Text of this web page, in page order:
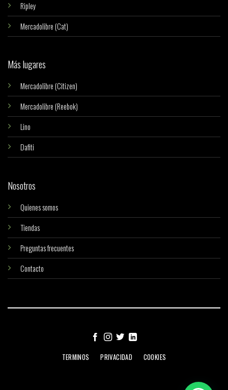
Ripley
Mercadolibre (Cat)
Más lugares
Mercadolibre (Citizen)
Mercadolibre (Reebok)
Lino
Dafiti
Nosotros
Quienes somos
Tiendas
Preguntas frecuentes
Contacto
TERMINOS PRIVACIDAD COOKIES